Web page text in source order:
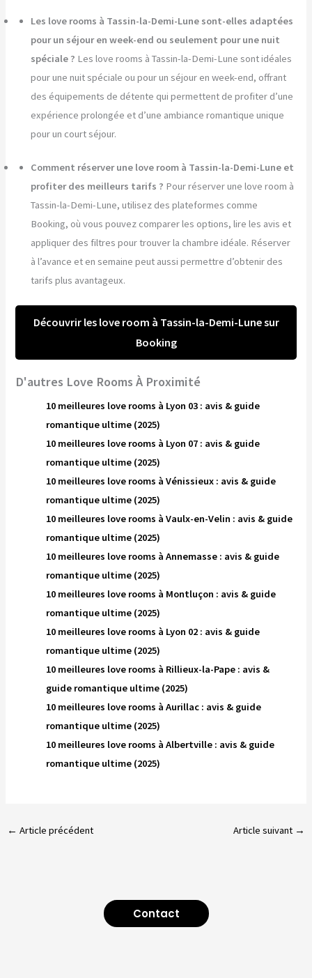
Les love rooms à Tassin-la-Demi-Lune sont-elles adaptées
pour un séjour en week-end ou seulement pour une nuit
spéciale ? Les love rooms à Tassin-la-Demi-Lune sont idéales
pour une nuit spéciale ou pour un séjour en week-end, offrant
des équipements de détente qui permettent de profiter d’une
expérience prolongée et d’une ambiance romantique unique
pour un court séjour.
Comment réserver une love room à Tassin-la-Demi-Lune et
profiter des meilleurs tarifs ? Pour réserver une love room à
Tassin-la-Demi-Lune, utilisez des plateformes comme
Booking, où vous pouvez comparer les options, lire les avis et
appliquer des filtres pour trouver la chambre idéale. Réserver
à l’avance et en semaine peut aussi permettre d’obtenir des
tarifs plus avantageux.
Découvrir les love room à Tassin-la-Demi-Lune sur
Booking
D'autres Love Rooms À Proximité
10 meilleures love rooms à Lyon 03 : avis & guide
romantique ultime (2025)
10 meilleures love rooms à Lyon 07 : avis & guide
romantique ultime (2025)
10 meilleures love rooms à Vénissieux : avis & guide
romantique ultime (2025)
10 meilleures love rooms à Vaulx-en-Velin : avis & guide
romantique ultime (2025)
10 meilleures love rooms à Annemasse : avis & guide
romantique ultime (2025)
10 meilleures love rooms à Montluçon : avis & guide
romantique ultime (2025)
10 meilleures love rooms à Lyon 02 : avis & guide
romantique ultime (2025)
10 meilleures love rooms à Rillieux-la-Pape : avis &
guide romantique ultime (2025)
10 meilleures love rooms à Aurillac : avis & guide
romantique ultime (2025)
10 meilleures love rooms à Albertville : avis & guide
romantique ultime (2025)
← Article précédent Article suivant →
Contact